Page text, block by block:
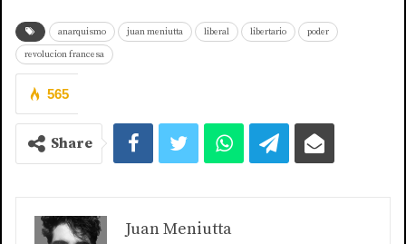
anarquismo juan meniutta liberal libertario poder
revolucion francesa
565
Share
Juan Meniutta